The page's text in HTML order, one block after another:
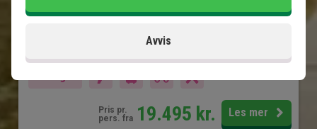
Agra Fort
Pris pr.
pers. fra 19.495 kr. Les mer
Avvis